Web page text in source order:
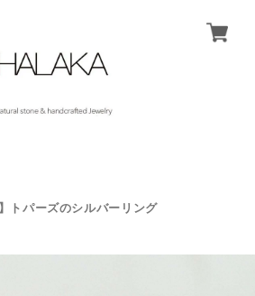
トパーズのシルバーリング